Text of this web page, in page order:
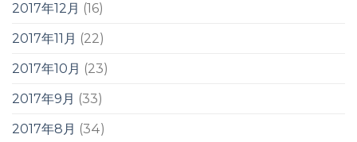
2017年12月 (16)
2017年11月 (22)
2017年10月 (23)
2017年9月 (33)
2017年8月 (34)